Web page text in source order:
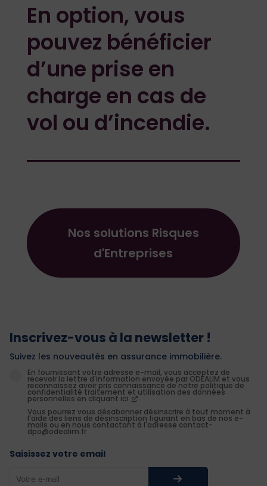
En option, vous
pouvez bénéficier
d’une prise en
charge en cas de
vol ou d’incendie.
Nos solutions Risques
d'Entreprises
Inscrivez-vous à la newsletter !
Suivez les nouveautés en assurance immobilière.
En fournissant votre adresse e-mail, vous acceptez de
recevoir la lettre d'information envoyée par ODEALIM et vous
reconnaissez avoir pris connaissance de notre politique de
confidentialité traitement et utilisation des données
personnelles en cliquant ici
Vous pourrez vous désabonner désinscrire à tout moment à
l'aide des liens de désinscription figurant en bas de nos e-
mails ou en nous contactant à l'adresse contact-
dpo@odealim.fr
Saisissez votre email